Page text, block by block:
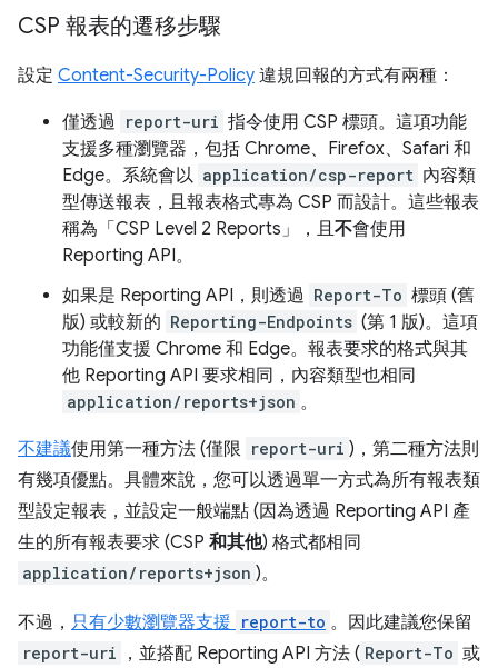
CSP 報表的遷移步驟
設定 Content-Security-Policy 違規回報的方式有兩種：
僅透過 report-uri 指令使用 CSP 標頭。這項功能
支援多種瀏覽器，包括 Chrome、Firefox、Safari 和
Edge。系統會以 application/csp-report 內容類
型傳送報表，且報表格式專為 CSP 而設計。這些報表
稱為「CSP Level 2 Reports」，且 不會使用
Reporting API。
如果是 Reporting API，則透過 Report-To 標頭 (舊
版) 或較新的 Reporting-Endpoints (第 1 版)。這項
功能僅支援 Chrome 和 Edge。報表要求的格式與其
他 Reporting API 要求相同，內容類型也相同
application/reports+json 。
不建議使用第一種方法 (僅限 report-uri )，第二種方法則
有幾項優點。具體來說，您可以透過單一方式為所有報表類
型設定報表，並設定一般端點 (因為透過 Reporting API 產
生的所有報表要求 (CSP 和其他) 格式都相同
application/reports+json )。
不過， 只有少數瀏覽器支援 report-to 。因此建議您保留
report-uri ，並搭配 Reporting API 方法 ( Report-To 或